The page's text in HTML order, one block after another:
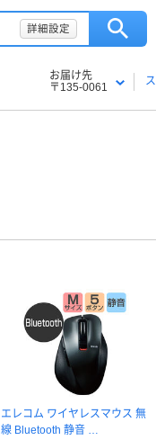
詳細設定
お届け先
〒135-0061
エレコム ワイヤレスマウス 無
線 Bluetooth 静音 …